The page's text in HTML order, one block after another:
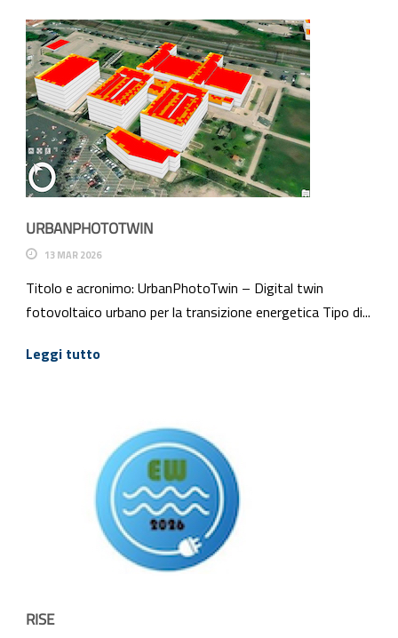
URBANPHOTOTWIN
13 MAR 2026
Titolo e acronimo: UrbanPhotoTwin – Digital twin
fotovoltaico urbano per la transizione energetica Tipo di...
Leggi tutto
RISE